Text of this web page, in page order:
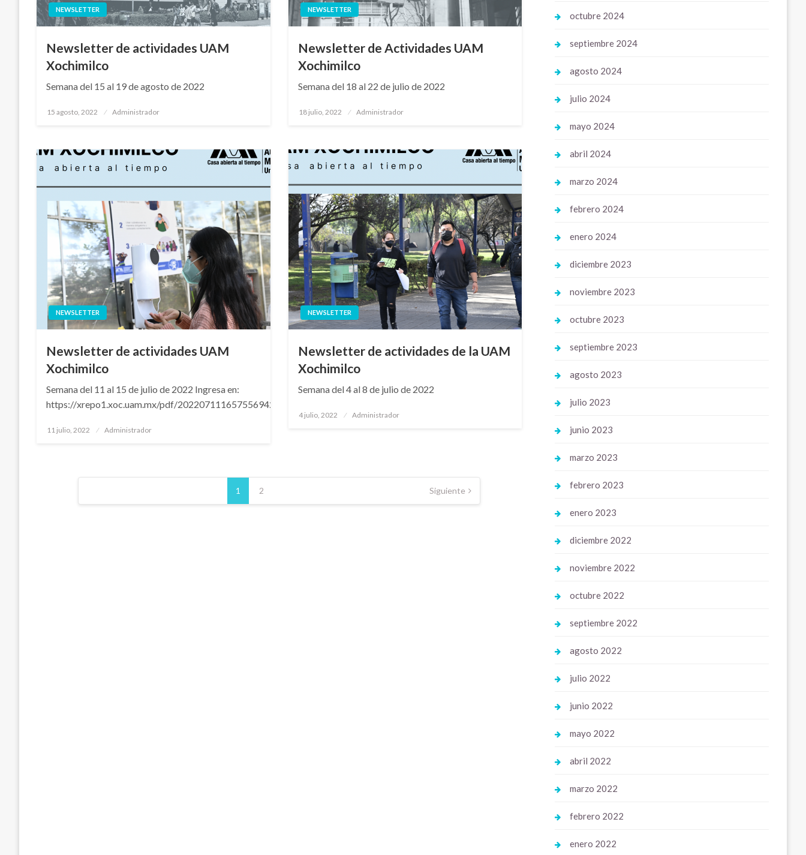
NEWSLETTER
Newsletter de actividades UAM
Xochimilco
Semana del 15 al 19 de agosto de 2022
Publicado
15 agosto, 2022 Administrador
NEWSLETTER
Newsletter de Actividades UAM
Xochimilco
Semana del 18 al 22 de julio de 2022
Publicado
18 julio, 2022 Administrador
NEWSLETTER
Newsletter de actividades UAM
Xochimilco
Semana del 11 al 15 de julio de 2022 Ingresa en:
https://xrepo1.xoc.uam.mx/pdf/202207111657556942.pdf
Publicado
11 julio, 2022 Administrador
NEWSLETTER
Newsletter de actividades de la UAM
Xochimilco
Semana del 4 al 8 de julio de 2022
Publicado
4 julio, 2022 Administrador
Paginación
1 2 Siguiente
octubre 2024
septiembre 2024
agosto 2024
julio 2024
mayo 2024
abril 2024
marzo 2024
febrero 2024
enero 2024
diciembre 2023
noviembre 2023
octubre 2023
septiembre 2023
agosto 2023
julio 2023
junio 2023
marzo 2023
febrero 2023
enero 2023
diciembre 2022
noviembre 2022
octubre 2022
septiembre 2022
agosto 2022
julio 2022
junio 2022
mayo 2022
abril 2022
marzo 2022
febrero 2022
enero 2022